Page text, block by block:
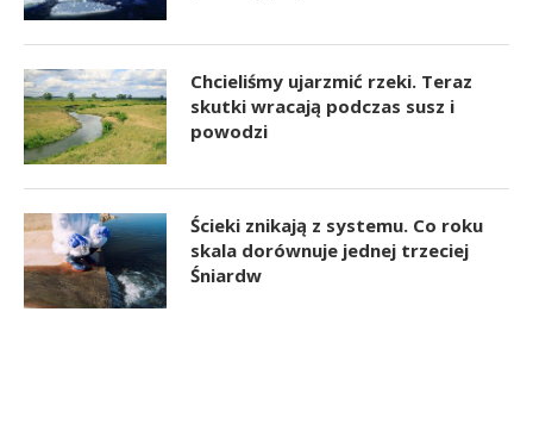
Chcieliśmy ujarzmić rzeki. Teraz
skutki wracają podczas susz i
powodzi
Ścieki znikają z systemu. Co roku
skala dorównuje jednej trzeciej
Śniardw